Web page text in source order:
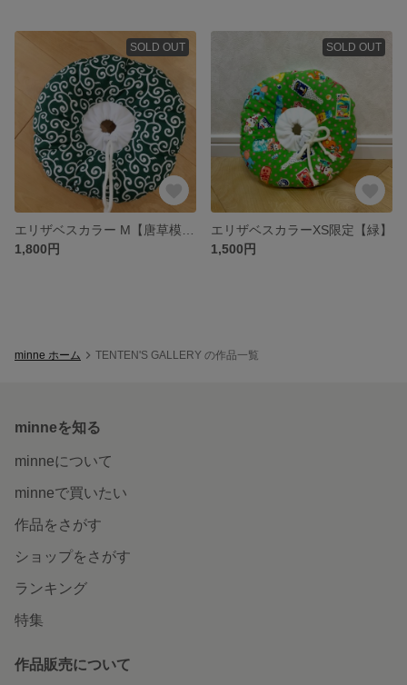
SOLD OUT
1,800円
SOLD OUT
エリザベスカラーXS限定【緑】
1,500円
minne ホーム TENTEN'S GALLERY の作品一覧
minneを知る
minneについて
minneで買いたい
作品をさがす
ショップをさがす
ランキング
特集
作品販売について